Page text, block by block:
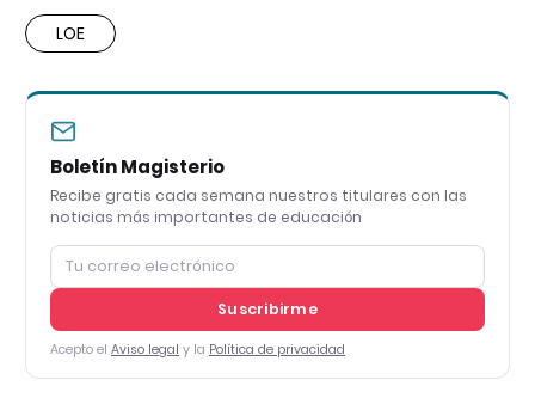
LOE
Boletín Magisterio
Recibe gratis cada semana nuestros titulares con las
noticias más importantes de educación
Suscribirme
Acepto el Aviso legal y la Política de privacidad